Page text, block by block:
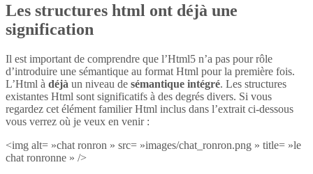
Les structures html ont déjà une
signification
Il est important de comprendre que l’Html5 n’a pas pour rôle
d’introduire une sémantique au format Html pour la première fois.
L’Html à déjà un niveau de sémantique intégré. Les structures
existantes Html sont significatifs à des degrés divers. Si vous
regardez cet élément familier Html inclus dans l’extrait ci-dessous
vous verrez où je veux en venir :
<img alt= »chat ronron » src= »images/chat_ronron.png » title= »le
chat ronronne » />